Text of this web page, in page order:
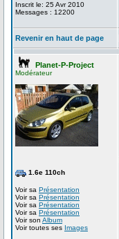
Inscrit le: 25 Avr 2010
Messages : 12200
Revenir en haut de page
Planet-P-Project
Modérateur
1.6e 110ch
Voir sa Présentation
Voir sa Présentation
Voir sa Présentation
Voir sa Présentation
Voir son Album
Voir toutes ses Images